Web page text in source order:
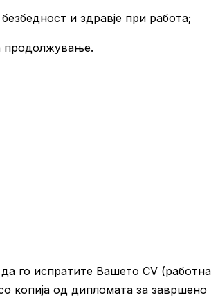
и здравје при работа;
продолжување.
го испратите Вашето CV (работна
копија од дипломата за завршено